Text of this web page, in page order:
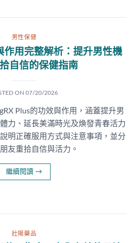
男性保健
作用完整解析：提升男性機
自信的保健指南
ON 07/20/2026
Plus的功效與作用，涵蓋提升男
力、延長美滿時光及煥發青春活力
明正確服用方式與注意事項，並分
友重拾自信與活力。
繼續閱讀 →
壯陽藥品